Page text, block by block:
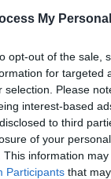
My
opt-out of the sale,
for targeted
selection. Please
interest-based
to third
of your
This information
Participants that
de moments où
Parfois, je
Tout se
fait la même
Et c’est peut-